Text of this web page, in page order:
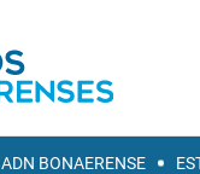
ADN BONAERENSE